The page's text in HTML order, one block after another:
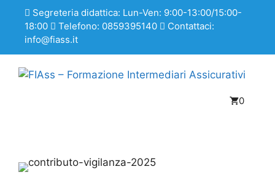
Segreteria didattica: Lun-Ven: 9:00-13:00/15:00-
18:00
Telefono: 0859395140
Contattaci:
info@fiass.it
0